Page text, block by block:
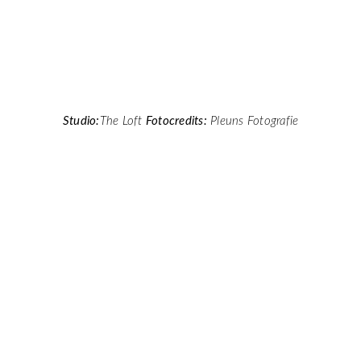
Studio: The Loft Fotocredits: Pleuns Fotografie